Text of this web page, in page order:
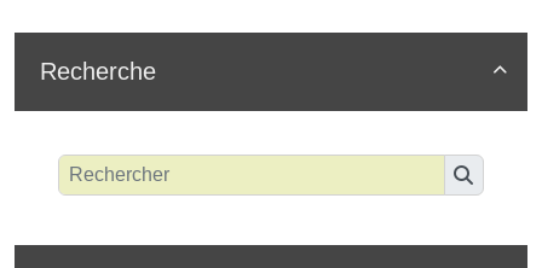

Recherche